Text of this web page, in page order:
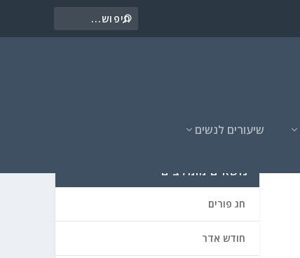
שיעורים לנשים
נושאים מומלצים
חג פורים
חודש אדר